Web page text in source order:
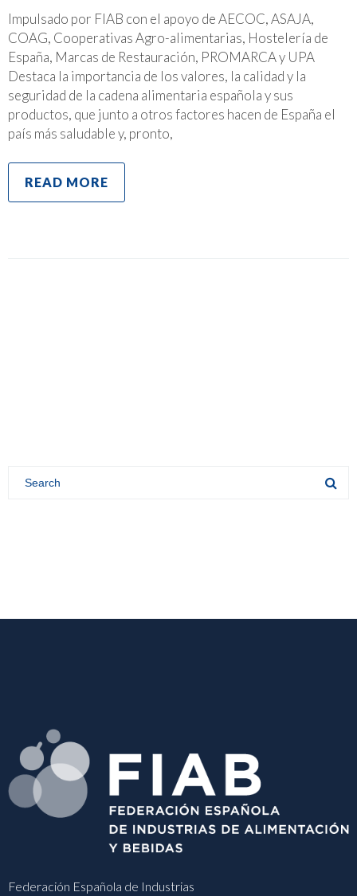
Impulsado por FIAB con el apoyo de AECOC, ASAJA,
COAG, Cooperativas Agro-alimentarias, Hostelería de
España, Marcas de Restauración, PROMARCA y UPA
Destaca la importancia de los valores, la calidad y la
seguridad de la cadena alimentaria española y sus
productos, que junto a otros factores hacen de España el
país más saludable y, pronto,
READ MORE
Federación Española de Industrias